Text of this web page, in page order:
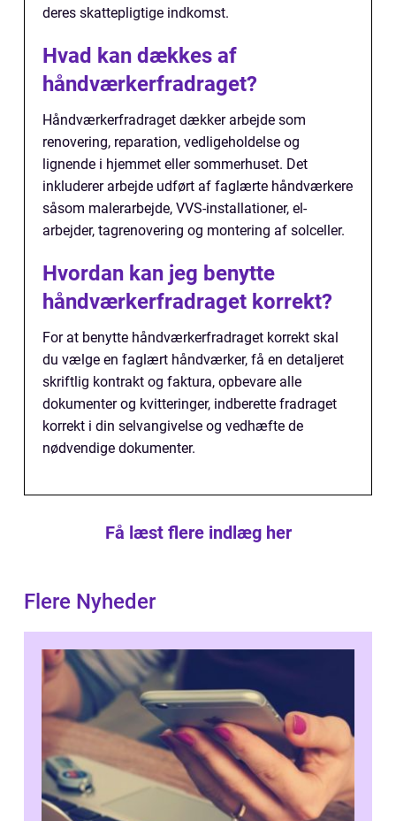
deres skattepligtige indkomst.
Hvad kan dækkes af
håndværkerfradraget?
Håndværkerfradraget dækker arbejde som
renovering, reparation, vedligeholdelse og
lignende i hjemmet eller sommerhuset. Det
inkluderer arbejde udført af faglærte håndværkere
såsom malerarbejde, VVS-installationer, el-
arbejder, tagrenovering og montering af solceller.
Hvordan kan jeg benytte
håndværkerfradraget korrekt?
For at benytte håndværkerfradraget korrekt skal
du vælge en faglært håndværker, få en detaljeret
skriftlig kontrakt og faktura, opbevare alle
dokumenter og kvitteringer, indberette fradraget
korrekt i din selvangivelse og vedhæfte de
nødvendige dokumenter.
Få læst flere indlæg her
Flere Nyheder